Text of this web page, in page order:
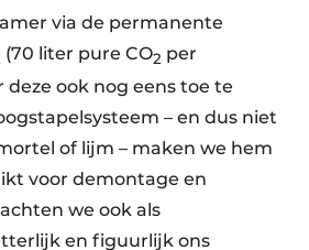
via de permanente
(70 liter pure CO2 per
deze ook nog eens toe te
– en dus niet
of lijm – maken we hem
voor demontage en
we ook als
en figuurlijk ons